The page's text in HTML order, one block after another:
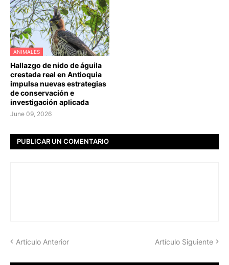
ANIMALES
Hallazgo de nido de águila
crestada real en Antioquia
impulsa nuevas estrategias
de conservación e
investigación aplicada
June 09, 2026
PUBLICAR UN COMENTARIO
Artículo Anterior Artículo Siguiente